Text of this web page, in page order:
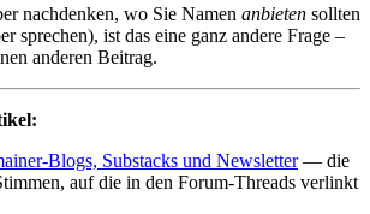
nachdenken, wo Sie Namen anbieten sollten
sprechen), ist das eine ganz andere Frage –
anderen Beitrag.
Blogs, Substacks und Newsletter— die
auf die in den Forum-Threads verlinkt